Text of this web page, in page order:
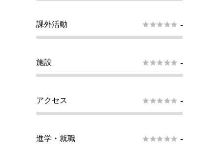
課外活動  -
施設  -
アクセス  -
進学・就職  -